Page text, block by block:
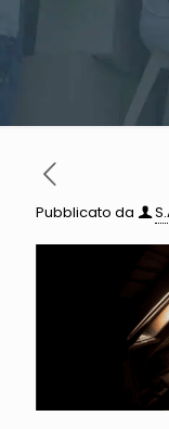
Pubblicato da